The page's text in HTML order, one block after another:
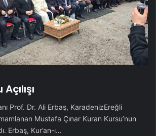
Prof. Dr. Ali Erbaş, KaradenizEreğli
Mustafa Çınar Kuran Kursu’nun
Erbaş, Kur’an-ı…